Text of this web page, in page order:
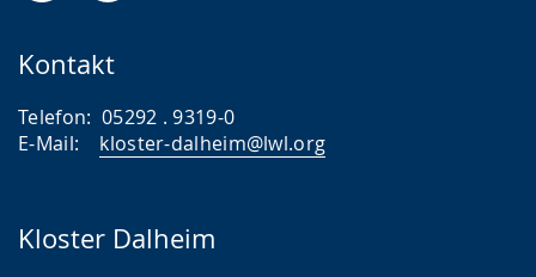
Kontakt
Telefon: 05292 . 9319-0
E-Mail: kloster-dalheim@lwl.org
Kloster Dalheim